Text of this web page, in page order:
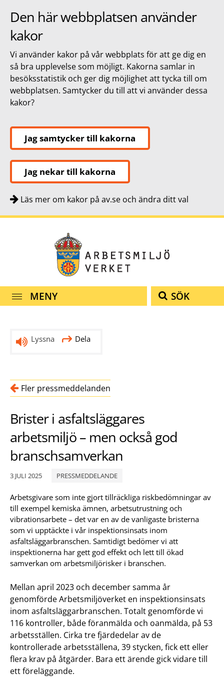
Den här webbplatsen använder
kakor
Vi använder kakor på vår webbplats för att ge dig en
så bra upplevelse som möjligt. Kakorna samlar in
besöksstatistik och ger dig möjlighet att tycka till om
webbplatsen. Samtycker du till att vi använder dessa
kakor?
Jag samtycker till kakorna
Jag nekar till kakorna
Läs mer om kakor på av.se och ändra ditt val
MENY SÖK
Lyssna Dela
Fler pressmeddelanden
Brister i asfaltsläggares
arbetsmiljö – men också god
branschsamverkan
3 JULI 2025 PRESSMEDDELANDE
Arbetsgivare som inte gjort tillräckliga riskbedömningar av
till exempel kemiska ämnen, arbetsutrustning och
vibrationsarbete – det var en av de vanligaste bristerna
som vi upptäckte i vår inspektionsinsats inom
asfaltsläggarbranschen. Samtidigt bedömer vi att
inspektionerna har gett god effekt och lett till ökad
samverkan om arbetsmiljörisker i branschen.
Mellan april 2023 och december samma år
genomförde Arbetsmiljöverket en inspektionsinsats
inom asfaltsläggarbranschen. Totalt genomförde vi
116 kontroller, både föranmälda och oanmälda, på 53
arbetsställen. Cirka tre fjärdedelar av de
kontrollerade arbetsställena, 39 stycken, fick ett eller
flera krav på åtgärder. Bara ett ärende gick vidare till
ett föreläggande.